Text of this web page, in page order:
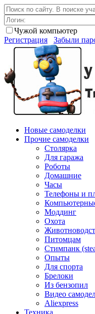
Чужой компьютер
Регистрация
Забыли
Новые самоделки
Прочие самоделки
Столярка
Для гаража
Роботы
Домашние
Часы
Телефоны и
Моддинг
Охота
Питомцам
Стимпанк
Опыты
Для спорта
Брелоки
Из бензопил
Видео
Aliexpress
Техника